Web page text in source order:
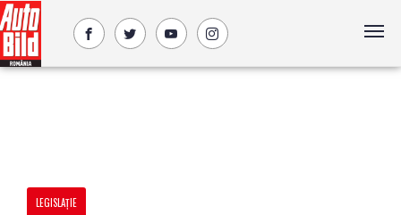
LEGISLAȚIE